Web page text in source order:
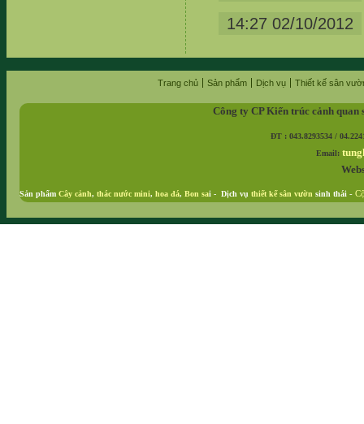
14:27 02/10/2012
Trang chủ Sản phẩm Dịch vụ Thiết kế sân
Công ty CP Kiến trúc cảnh
ĐT : 043.8293534 /
Email:
Sản phẩm Cây cảnh, thác nước mini, hoa đá, Bon sai - Dịch vụ thiết kế sân vườn sinh thái -